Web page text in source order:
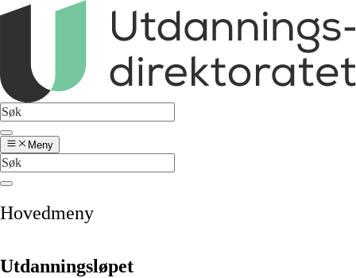
Meny
Hovedmeny
Utdanningsløpet